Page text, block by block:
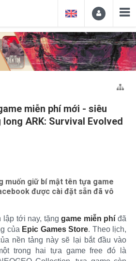
miễn phí mới - siêu
long ARK: Survival Evolved
muốn giữ bí mật tên tựa game
được cài đặt sẵn đã vô
lập tới nay, tặnggame miễn phí đã
của Epic Games Store. Theo lịch,
nền tảng này sẽ lại bắt đầu vào
trong hai tựa game free đó là